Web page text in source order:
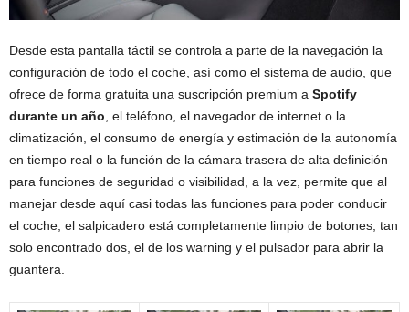
Desde esta pantalla táctil se controla a parte de la navegación la
configuración de todo el coche, así como el sistema de audio, que
ofrece de forma gratuita una suscripción premium a Spotify
durante un año , el teléfono, el navegador de internet o la
climatización, el consumo de energía y estimación de la autonomía
en tiempo real o la función de la cámara trasera de alta definición
para funciones de seguridad o visibilidad, a la vez, permite que al
manejar desde aquí casi todas las funciones para poder conducir
el coche, el salpicadero está completamente limpio de botones, tan
solo encontrado dos, el de los warning y el pulsador para abrir la
guantera.